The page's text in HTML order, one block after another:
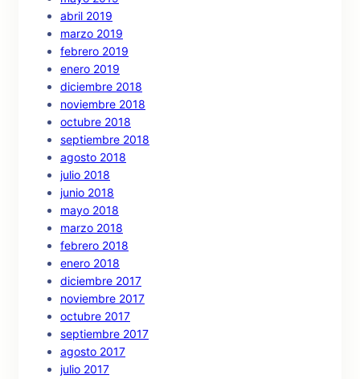
abril 2019
marzo 2019
febrero 2019
enero 2019
diciembre 2018
noviembre 2018
octubre 2018
septiembre 2018
agosto 2018
julio 2018
junio 2018
mayo 2018
marzo 2018
febrero 2018
enero 2018
diciembre 2017
noviembre 2017
octubre 2017
septiembre 2017
agosto 2017
julio 2017